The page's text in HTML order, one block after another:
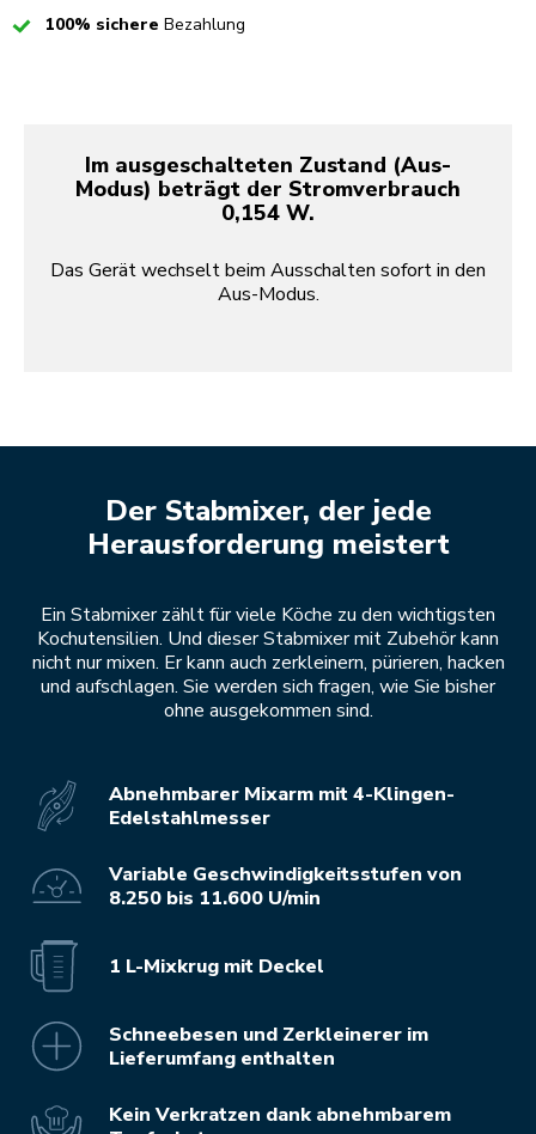
Checked100% sichere Bezahlung
Im ausgeschalteten Zustand (Aus-
Modus) beträgt der Stromverbrauch
0,154 W.
Das Gerät wechselt beim Ausschalten sofort in den
Aus-Modus.
Der Stabmixer, der jede
Herausforderung meistert
Ein Stabmixer zählt für viele Köche zu den wichtigsten
Kochutensilien. Und dieser Stabmixer mit Zubehör kann
nicht nur mixen. Er kann auch zerkleinern, pürieren, hacken
und aufschlagen. Sie werden sich fragen, wie Sie bisher
ohne ausgekommen sind.
Abnehmbarer Mixarm mit 4-Klingen-
Edelstahlmesser
Variable Geschwindigkeitsstufen von
8.250 bis 11.600 U/min
1 L-Mixkrug mit Deckel
Schneebesen und Zerkleinerer im
Lieferumfang enthalten
Kein Verkratzen dank abnehmbarem